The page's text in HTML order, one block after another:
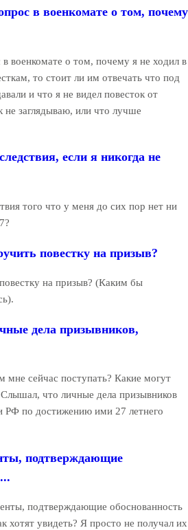
в военкомате о том, почему
в военкомате о том, почему я не ходил в
то стоит ли им отвечать что под
и что я не видел повесток от
не заглядываю, или что лучше
если я никогда не
того что у меня до сих пор нет ни
повестку на призыв?
на призыв? (Каким бы
дела призывников,
мне сейчас поступать? Какие могут
что личные дела призывников
РФ по достижению ими 27 летнего
подтверждающие
подтверждающие обоснованность
хотят увидеть? Я просто не получал их